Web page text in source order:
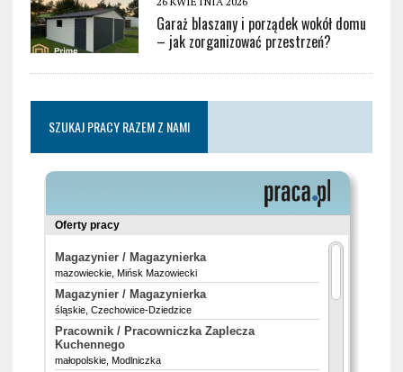
Garaż blaszany i porządek wokół domu
– jak zorganizować przestrzeń?
SZUKAJ PRACY RAZEM Z NAMI